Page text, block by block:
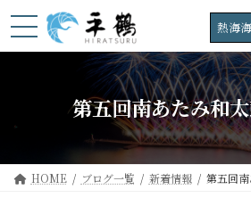
ン
プ
ビ
動
熱海
第五回南あたみ和
HOME ブログ一覧 新着情報 第五回